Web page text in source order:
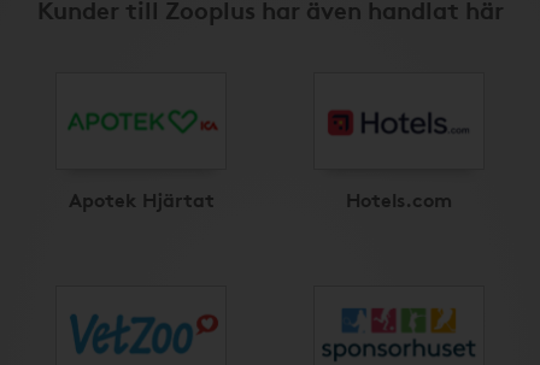
Kunder till Zooplus har även handlat här
Apotek Hjärtat Hotels.com